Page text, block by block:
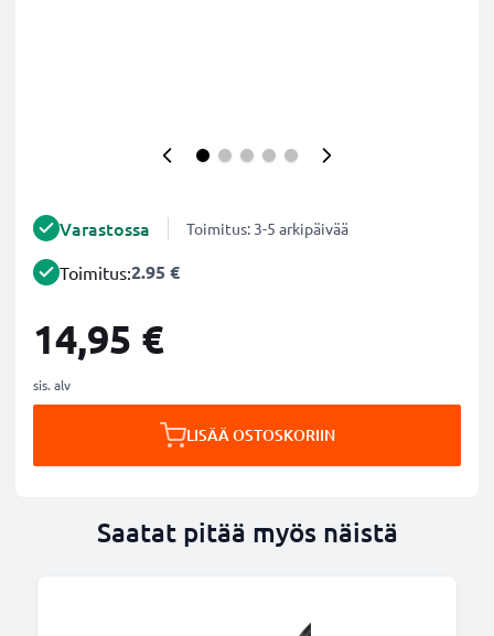
Varastossa Toimitus: 3-5 arkipäivää
Toimitus:2.95 €
14,95 €
sis. alv
LISÄÄ OSTOSKORIIN
Saatat pitää myös näistä